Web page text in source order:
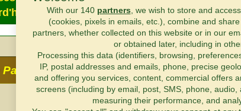
With our 140 partners, we wish to store and
(cookies, pixels in emails, etc.), combine and
partners, whether collected on this website or in our
or obtained later, including in
Processing this data (identifiers, browsing,
IP, postal addresses and emails, phone, precise
and offering you services, content, commercial offers
screens (including by email, post, SMS, phone, audio,
measuring their performance, and